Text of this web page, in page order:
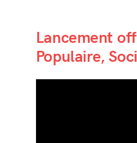
Lancement
Populaire,